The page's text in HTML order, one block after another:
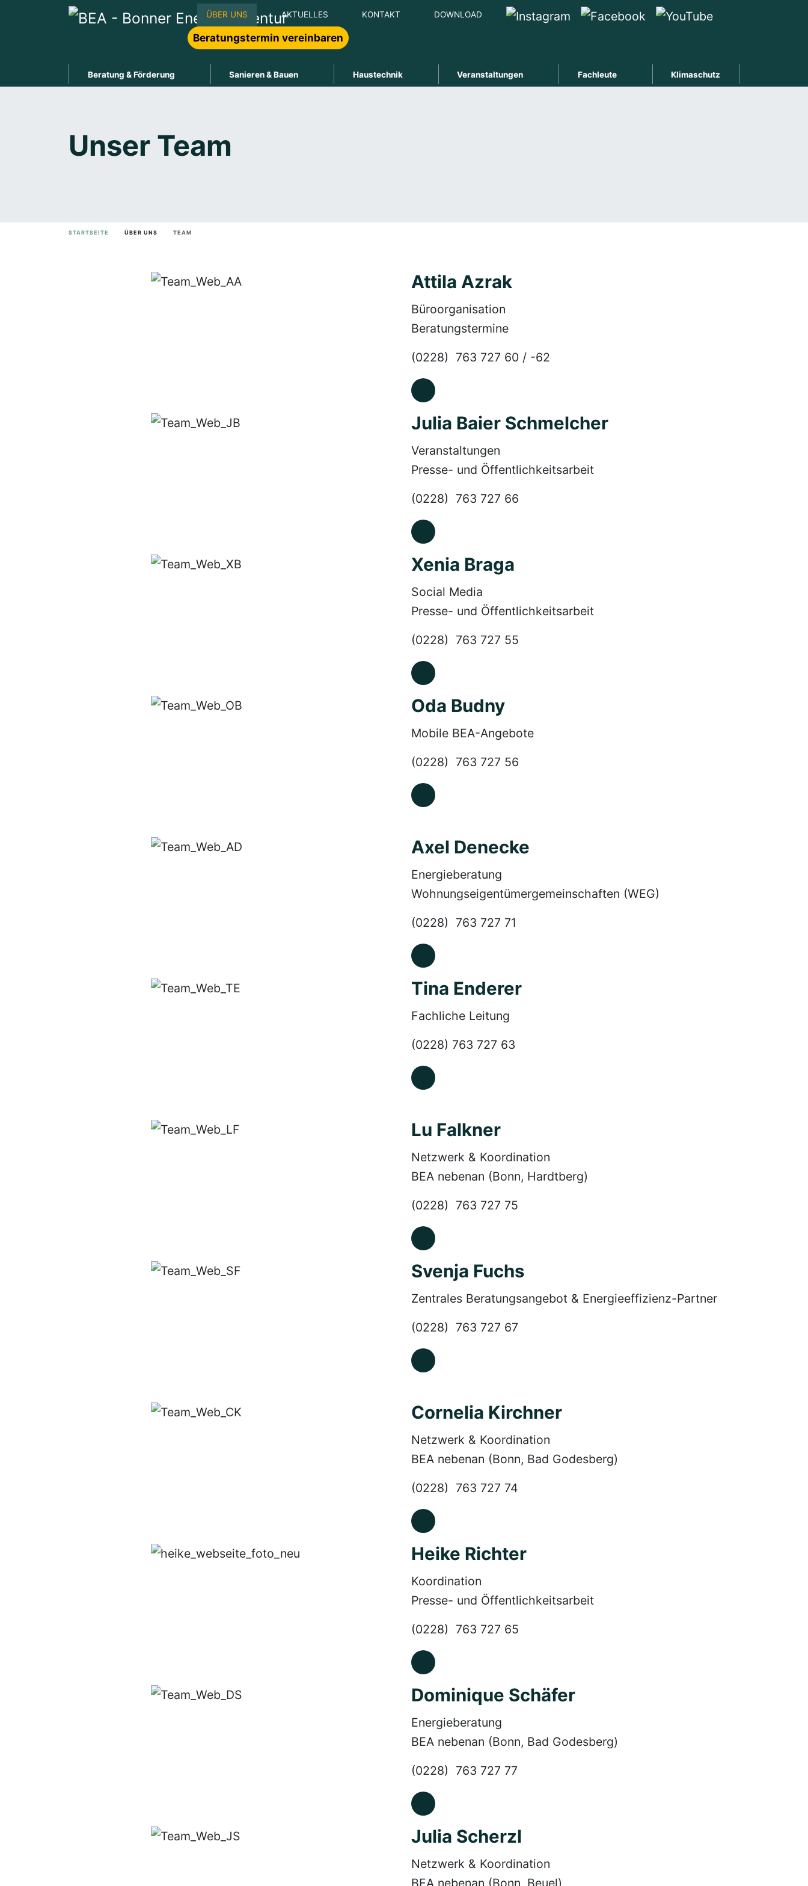
ÜBER UNS AKTUELLES KONTAKT DOWNLOAD
Beratungstermin vereinbaren
Beratung & Förderung Sanieren & Bauen Haustechnik Veranstaltungen Fachleute Klimaschutz
Unser Team
STARTSEITE ÜBER UNS TEAM
Attila Azrak
Büroorganisation
Beratungstermine
(0228) 763 727 60 / -62
Julia Baier Schmelcher
Veranstaltungen
Presse- und Öffentlichkeitsarbeit
(0228) 763 727 66
Xenia Braga
Social Media
Presse- und Öffentlichkeitsarbeit
(0228) 763 727 55
Oda Budny
Mobile BEA-Angebote
(0228) 763 727 56
Axel Denecke
Energieberatung
Wohnungseigentümergemeinschaften (WEG)
(0228) 763 727 71
Tina Enderer
Fachliche Leitung
(0228) 763 727 63
Lu Falkner
Netzwerk & Koordination
BEA nebenan (Bonn, Hardtberg)
(0228) 763 727 75
Svenja Fuchs
Zentrales Beratungsangebot & Energieeffizienz-Partner
(0228) 763 727 67
Cornelia Kirchner
Netzwerk & Koordination
BEA nebenan (Bonn, Bad Godesberg)
(0228) 763 727 74
Heike Richter
Koordination
Presse- und Öffentlichkeitsarbeit
(0228) 763 727 65
Dominique Schäfer
Energieberatung
BEA nebenan (Bonn, Bad Godesberg)
(0228) 763 727 77
Julia Scherzl
Netzwerk & Koordination
BEA nebenan (Bonn, Beuel)